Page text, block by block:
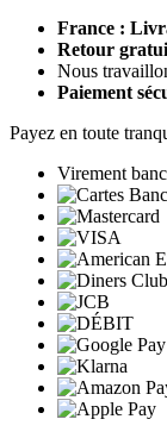
France :
Retour
Nous
Paiement
Payez en toute
Virement